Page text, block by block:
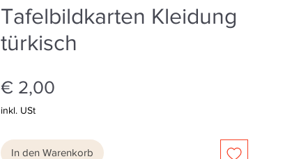
Tafelbildkarten Kleidung
türkisch
€ 2,00
inkl. USt
In den Warenkorb